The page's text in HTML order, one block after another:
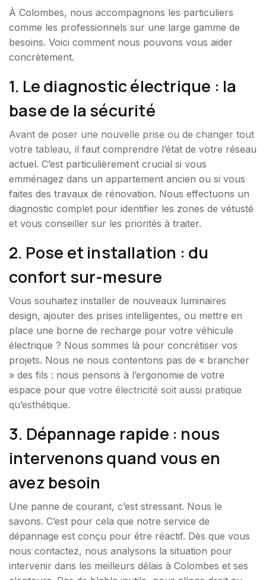
À Colombes, nous accompagnons les particuliers
comme les professionnels sur une large gamme de
besoins. Voici comment nous pouvons vous aider
concrètement.
1. Le diagnostic électrique : la
base de la sécurité
Avant de poser une nouvelle prise ou de changer tout
votre tableau, il faut comprendre l’état de votre réseau
actuel. C’est particulièrement crucial si vous
emménagez dans un appartement ancien ou si vous
faites des travaux de rénovation. Nous effectuons un
diagnostic complet pour identifier les zones de vétusté
et vous conseiller sur les priorités à traiter.
2. Pose et installation : du
confort sur-mesure
Vous souhaitez installer de nouveaux luminaires
design, ajouter des prises intelligentes, ou mettre en
place une borne de recharge pour votre véhicule
électrique ? Nous sommes là pour concrétiser vos
projets. Nous ne nous contentons pas de « brancher
» des fils : nous pensons à l’ergonomie de votre
espace pour que votre électricité soit aussi pratique
qu’esthétique.
3. Dépannage rapide : nous
intervenons quand vous en
avez besoin
Une panne de courant, c’est stressant. Nous le
savons. C’est pour cela que notre service de
dépannage est conçu pour être réactif. Dès que vous
nous contactez, nous analysons la situation pour
intervenir dans les meilleurs délais à Colombes et ses